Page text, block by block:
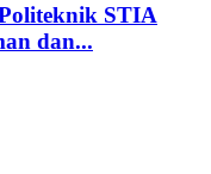
STIA
dan...